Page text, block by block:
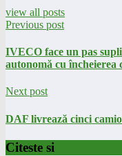
view all posts
Previous post
IVECO face un pas
autonomă cu
Next post
DAF livrează cinci
Citeste si